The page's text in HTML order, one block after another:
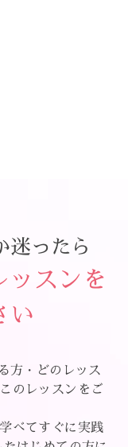
迷ったら
ッスンを
い
方・どのレッス
のレッスンをご
べてすぐに実践